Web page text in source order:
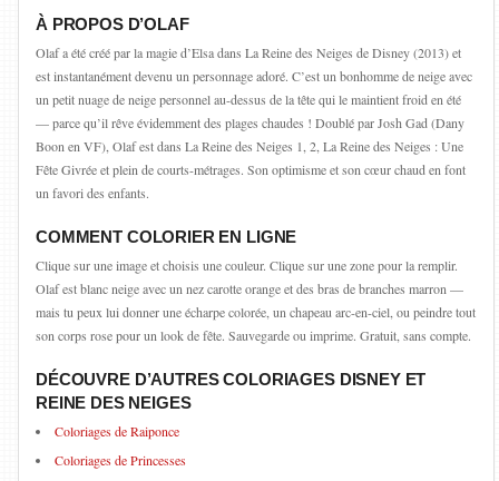
À PROPOS D’OLAF
Olaf a été créé par la magie d’Elsa dans La Reine des Neiges de Disney (2013) et
est instantanément devenu un personnage adoré. C’est un bonhomme de neige avec
un petit nuage de neige personnel au-dessus de la tête qui le maintient froid en été
— parce qu’il rêve évidemment des plages chaudes ! Doublé par Josh Gad (Dany
Boon en VF), Olaf est dans La Reine des Neiges 1, 2, La Reine des Neiges : Une
Fête Givrée et plein de courts-métrages. Son optimisme et son cœur chaud en font
un favori des enfants.
COMMENT COLORIER EN LIGNE
Clique sur une image et choisis une couleur. Clique sur une zone pour la remplir.
Olaf est blanc neige avec un nez carotte orange et des bras de branches marron —
mais tu peux lui donner une écharpe colorée, un chapeau arc-en-ciel, ou peindre tout
son corps rose pour un look de fête. Sauvegarde ou imprime. Gratuit, sans compte.
DÉCOUVRE D’AUTRES COLORIAGES DISNEY ET
REINE DES NEIGES
Coloriages de Raiponce
Coloriages de Princesses